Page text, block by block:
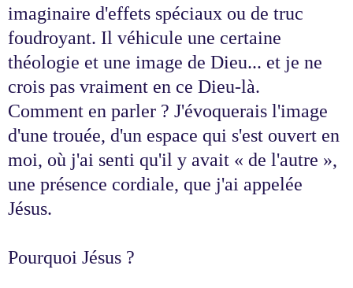
imaginaire d'effets spéciaux ou de truc
foudroyant. Il véhicule une certaine
théologie et une image de Dieu... et je ne
crois pas vraiment en ce Dieu-là.
Comment en parler ? J'évoquerais l'image
d'une trouée, d'un espace qui s'est ouvert en
moi, où j'ai senti qu'il y avait « de l'autre »,
une présence cordiale, que j'ai appelée
Jésus.
Pourquoi Jésus ?